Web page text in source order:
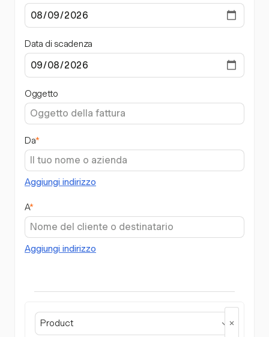
Data di scadenza
Oggetto
Da*
Aggiungi indirizzo
A*
Aggiungi indirizzo
Product